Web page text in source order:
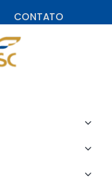
CONTATO